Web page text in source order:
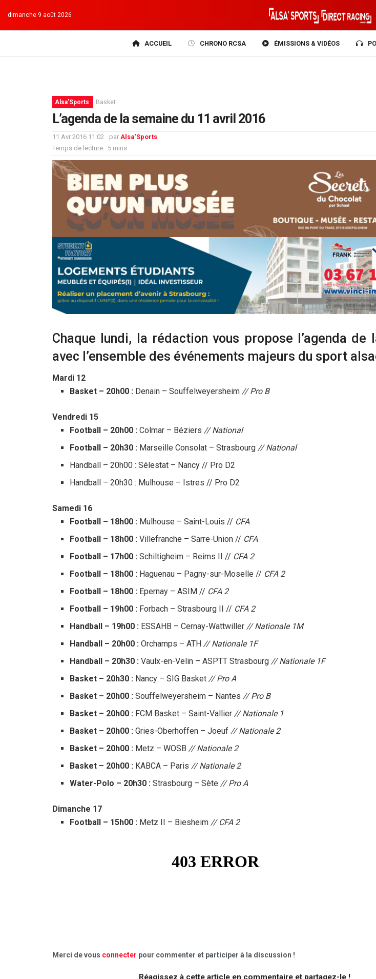
dimanche 9 août 2026
ACCUEIL CHRONO RCSA ÉMISSIONS & VIDÉOS
Alsa'Sports Basket
L’agenda de la semaine du 11 avril 2016
11 Avr 2016 11:02 par Alsa'Sports
Temps de lecture : 5 mins
Chaque lundi, la rédaction vous propose l’agenda de
avec l’ensemble des événements majeurs du sport
Mardi 12
Basket – 20h00 : Denain – Souffelweyersheim // Pro B
Vendredi 15
Football – 20h00 : Colmar – Béziers// National
Football – 20h30 : Marseille Consolat – Strasbourg// National
Handball – 20h00 : Sélestat – Nancy // Pro D2
Handball – 20h30 : Mulhouse – Istres // Pro D2
Samedi 16
Football – 18h00 : Mulhouse – Saint-Louis // CFA
Football – 18h00 : Villefranche – Sarre-Union // CFA
Football – 17h00 : Schiltigheim – Reims II // CFA 2
Football – 18h00 : Haguenau – Pagny-sur-Moselle // CFA 2
Football – 18h00 : Epernay – ASIM // CFA 2
Football – 19h00 : Forbach – Strasbourg II // CFA 2
Handball – 19h00 : ESSAHB – Cernay-Wattwiller// Nationale 1M
Handball – 20h00 : Orchamps – ATH// Nationale 1F
Handball – 20h30 : Vaulx-en-Velin – ASPTT Strasbourg// Nationale 1F
Basket – 20h30 : Nancy – SIG Basket // Pro A
Basket – 20h00 : Souffelweyersheim – Nantes // Pro B
Basket – 20h00 : FCM Basket – Saint-Vallier// Nationale 1
Basket – 20h00 : Gries-Oberhoffen – Joeuf// Nationale 2
Basket – 20h00 : Metz – WOSB// Nationale 2
Basket – 20h00 : KABCA – Paris// Nationale 2
Water-Polo – 20h30 : Strasbourg – Sète// Pro A
Dimanche 17
Football – 15h00 : Metz II – Biesheim// CFA 2
Merci de vous connecter pour commenter et participer à la discussion !
Réagissez à cette article en commentaire et partagez-le !